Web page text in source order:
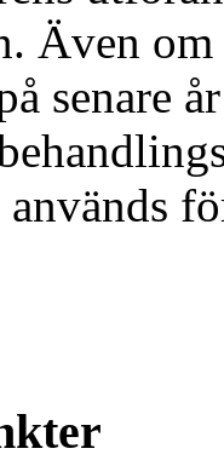
Även om
senare